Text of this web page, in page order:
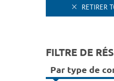
RETIRER
FILTRE DE
Par type de